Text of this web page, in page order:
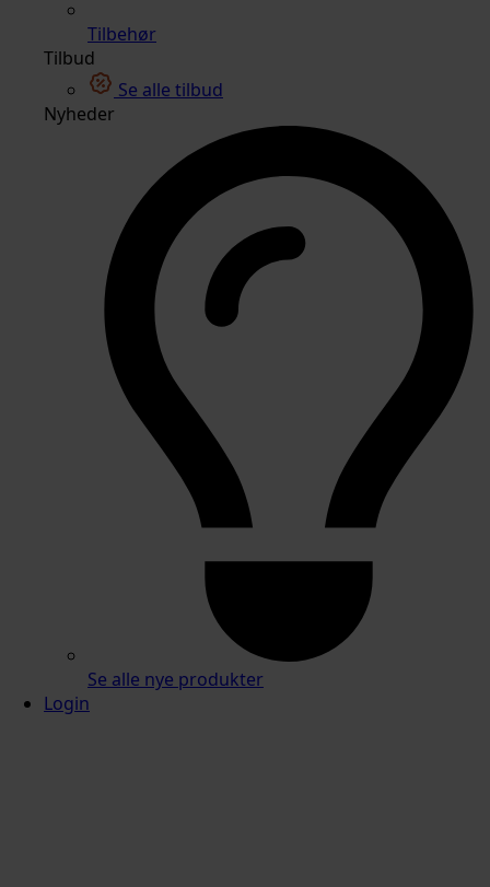
Tilbehør
Tilbud
Se alle tilbud
Nyheder
Se alle nye produkter
Login